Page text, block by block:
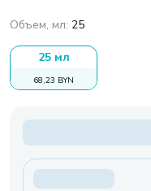
Объем, мл: 25
25 мл
68,23 BYN